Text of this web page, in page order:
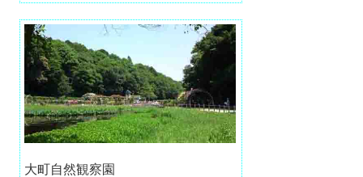
大町自然観察園